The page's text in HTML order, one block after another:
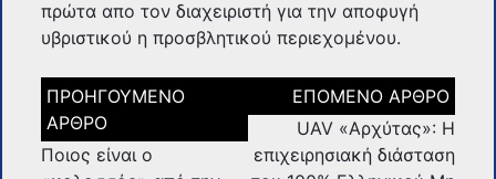
πρώτα απο τον διαχειριστή για την αποφυγή
υβριστικού η προσβλητικού περιεχομένου.
Πλοήγηση
άρθρων
Ποιος είναι ο
UAV «Αρχύτας»: Η
επιχειρησιακή διάσταση